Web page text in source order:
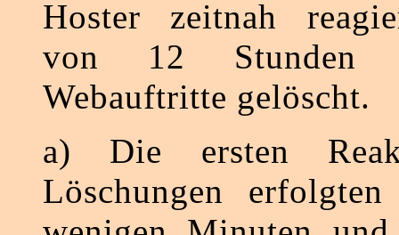
Hoster zeitnah
von 12 Stunden
Webauftritte gelöscht.
a) Die ersten
Löschungen